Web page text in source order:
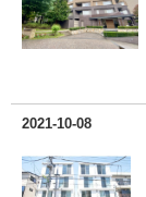
2021-10-08